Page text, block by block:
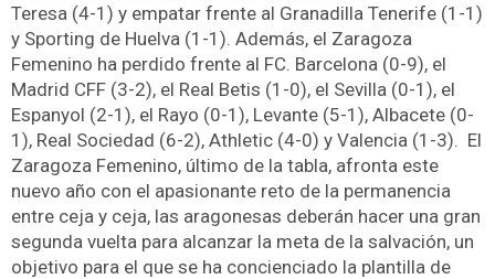
Teresa (4-1) y empatar frente al Granadilla Tenerife (1-1)
y Sporting de Huelva (1-1). Además, el Zaragoza
Femenino ha perdido frente al FC. Barcelona (0-9), el
Madrid CFF (3-2), el Real Betis (1-0), el Sevilla (0-1), el
Espanyol (2-1), el Rayo (0-1), Levante (5-1), Albacete (0-
1), Real Sociedad (6-2), Athletic (4-0) y Valencia (1-3). El
Zaragoza Femenino, último de la tabla, afronta este
nuevo año con el apasionante reto de la permanencia
entre ceja y ceja, las aragonesas deberán hacer una gran
segunda vuelta para alcanzar la meta de la salvación, un
objetivo para el que se ha concienciado la plantilla de